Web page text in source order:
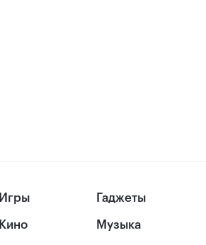
Игры
Кино
Гаджеты
Музыка